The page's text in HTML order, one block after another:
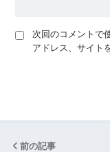
次回のコメントで
アドレス、サイト
前の記事